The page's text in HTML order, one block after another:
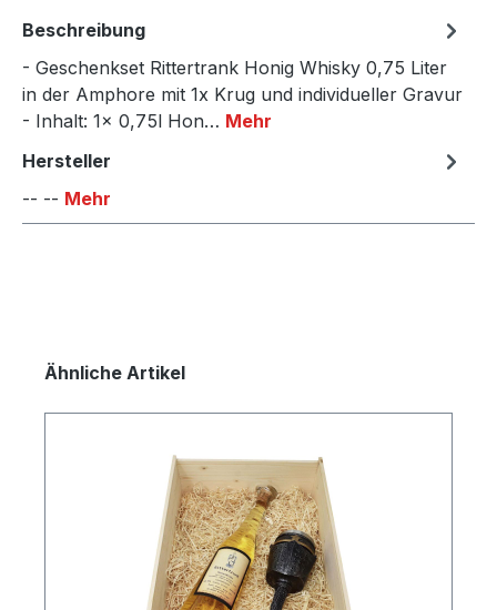
Beschreibung
- Geschenkset Rittertrank Honig Whisky 0,75 Liter
in der Amphore mit 1x Krug und individueller Gravur
- Inhalt: 1x 0,75l Hon… Mehr
Hersteller
-- -- Mehr
Produktgalerie überspringen
Ähnliche Artikel